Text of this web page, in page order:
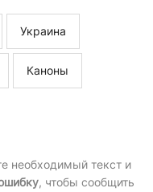
Украина
Каноны
необходимый текст и
, чтобы сообщить